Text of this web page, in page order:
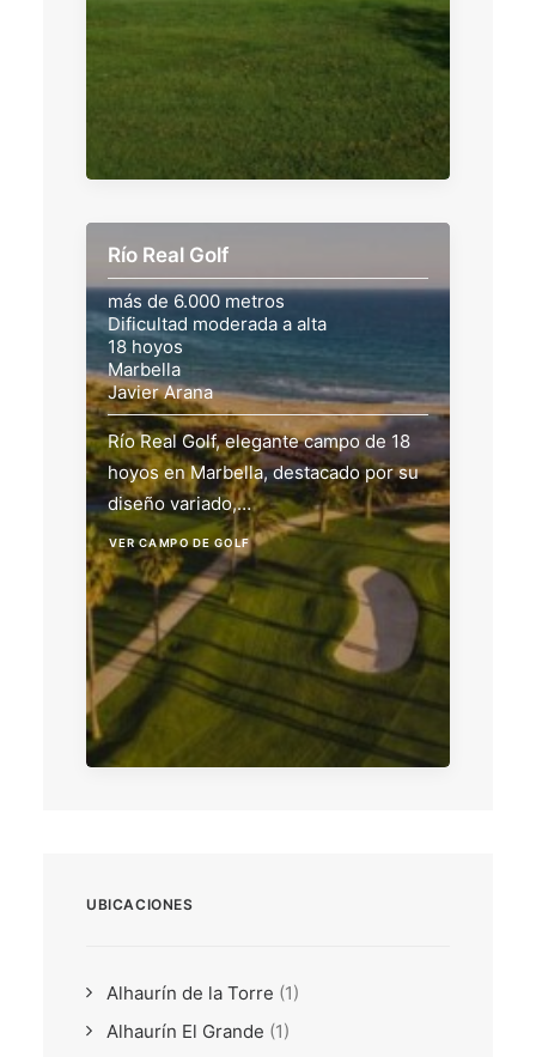
Río Real Golf
más de 6.000 metros
Dificultad moderada a alta
18 hoyos
Marbella
Javier Arana
Río Real Golf, elegante campo de 18
hoyos en Marbella, destacado por su
diseño variado,…
VER CAMPO DE GOLF
UBICACIONES
Alhaurín de la Torre (1)
Alhaurín El Grande (1)